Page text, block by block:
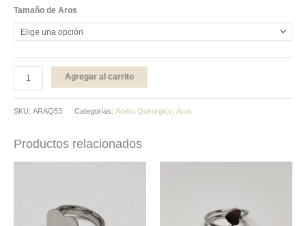
Tamaño de Aros
Agregar al carrito
SKU: ARAQ53 Categorías: Acero Quirúrgico Aros
Productos relacionados
tiene
múltiples
múltiples